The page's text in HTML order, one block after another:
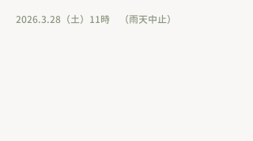
2026.3.28 （土）11時 （雨天中止）